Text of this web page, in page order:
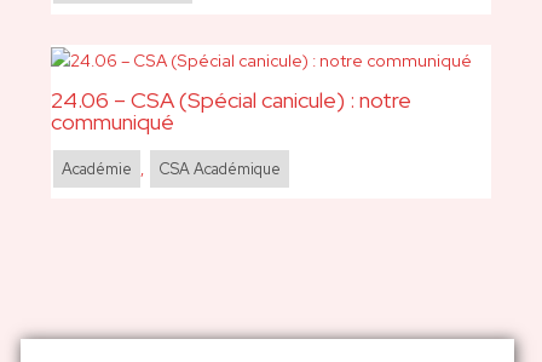
24.06 – CSA (Spécial canicule) : notre
communiqué
Académie , CSA Académique